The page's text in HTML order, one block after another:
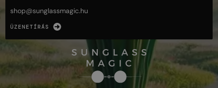
shop@sunglassmagic.hu
ÜZENETÍRÁS